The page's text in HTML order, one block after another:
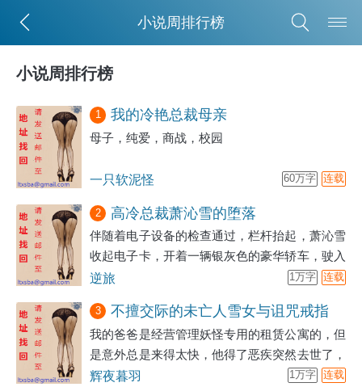
小说周排行榜
小说周排行榜
1 我的冷艳总裁母亲
母子，纯爱，商战，校园
一只软泥怪 连载
60万字
2 高冷总裁萧沁雪的堕落
伴随着电子设备的检查通过，栏杆抬起，萧沁雪
收起电子卡，开着一辆银灰色的豪华轿车，驶入
了C市最为有名的山顶别墅之中。
逆旅 连载
1万字
3 不擅交际的未亡人雪女与诅咒戒指
我的爸爸是经营管理妖怪专用的租赁公寓的，但
是意外总是来得太快，他得了恶疾突然去世了，
于是我便接管了他的公寓，成为了房东和管理
辉夜暮羽 连载
1万字